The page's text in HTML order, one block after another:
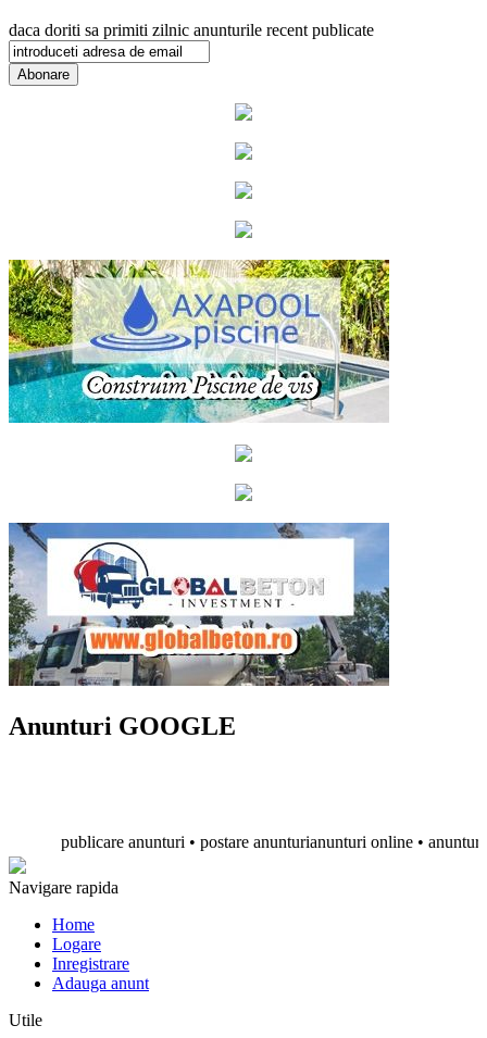
daca doriti sa primiti zilnic anunturile recent publicate
Anunturi GOOGLE
publicare anunturi • postare anunturianunturi online • anunturi
Navigare rapida
Home
Logare
Inregistrare
Adauga anunt
Utile